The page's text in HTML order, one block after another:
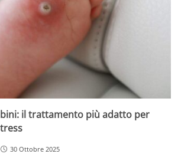
il trattamento più adatto per
30 Ottobre 2025